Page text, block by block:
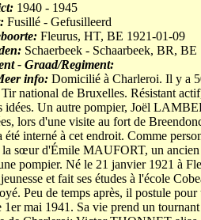
1940 - 1945
Fusillé - Gefusilleerd
Fleurus, HT, BE 1921-01-09
Schaerbeek - Schaarbeek, BR,
- Graad/Regiment:
info: Domicilié à Charleroi. Il y a
national de Bruxelles. Résistant
idées. Un autre pompier, Joël
lors d'une visite au fort de
été interné à cet endroit. Comme
sœur d'Émile MAUFORT, un ancien
pompier. Né le 21 janvier 1921 à
jeunesse et fait ses études à l'école
Peu de temps après, il postule
1er mai 1941. Sa vie prend un